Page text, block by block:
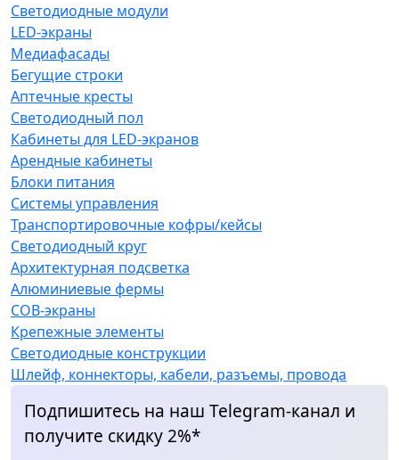
Светодиодные модули
LED-экраны
Медиафасады
Бегущие строки
Аптечные кресты
Светодиодный пол
Кабинеты для LED-экранов
Арендные кабинеты
Блоки питания
Системы управления
Транспортировочные кофры/кейсы
Светодиодный круг
Архитектурная подсветка
Алюминиевые фермы
COB-экраны
Крепежные элементы
Светодиодные конструкции
Шлейф, коннекторы, кабели, разъемы, провода
Подпишитесь на наш Telegram-канал и
получите скидку 2%*